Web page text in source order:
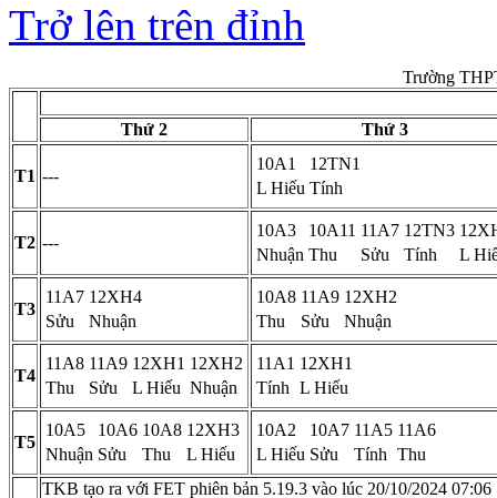
Trở lên trên đỉnh
Trường
Thứ 2 Thứ 3
T1 ---
10A1
12TN1
L Hiếu Tính
T2 ---
10A3 10A11 11A7 12TN3
Nhuận Thu Sửu Tính L
T3
11A7 12XH4
Sửu
Nhuận
10A8 11A9 12XH2
Thu
Sửu Nhuận
T4
11A8 11A9 12XH1 12XH2
Thu
Sửu L Hiếu Nhuận
11A1 12XH1
Tính L Hiếu
T5
10A5 10A6 10A8 12XH3
Nhuận Sửu Thu L Hiếu
10A2 10A7 11A5 11A6
L Hiếu Sửu Tính Thu
TKB tạo ra với FET phiên bản 5.19.3 vào lúc 20/10/2024 07:06